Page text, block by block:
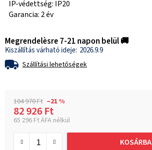
IP-védettség: IP20
Garancia: 2 év
Megrendelèsre 7-21 napon belül 🚚
2026.9.9
Szállítási lehetőségek
104 970 Ft –21 %
82 926 Ft
65 296 Ft ÁFA nélkül
KOSÁRBA